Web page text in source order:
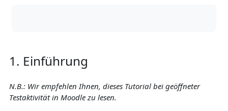
1. Einführung
N.B.: Wir empfehlen Ihnen, dieses Tutorial bei geöffneter
Testaktivität in Moodle zu lesen.